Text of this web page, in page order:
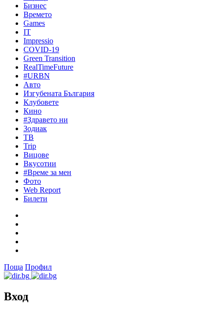
Бизнес
Времето
Games
IT
Impressio
COVID-19
Green Transition
RealTimeFuture
#URBN
Авто
Изгубената България
Клубовете
Кино
#Здравето ни
Зодиак
ТВ
Trip
Вицове
Вкусотии
#Време за мен
Фото
Web Report
Билети
Поща Профил
Вход